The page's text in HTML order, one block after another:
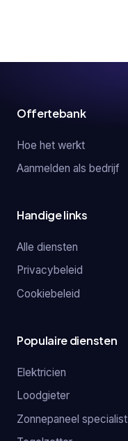
Offertebank
Hoe het werkt
Aanmelden als bedrijf
Handige links
Alle diensten
Privacybeleid
Cookiebeleid
Populaire diensten
Elektricien
Loodgieter
Zonnepaneel specialist